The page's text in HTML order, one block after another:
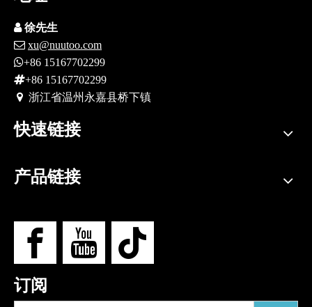
 徐先生
 xu@nuutoo.com
+86 15167702299
+86 15167702299
 浙江省温州永嘉县桥下镇
快速链接
产品链接
订阅